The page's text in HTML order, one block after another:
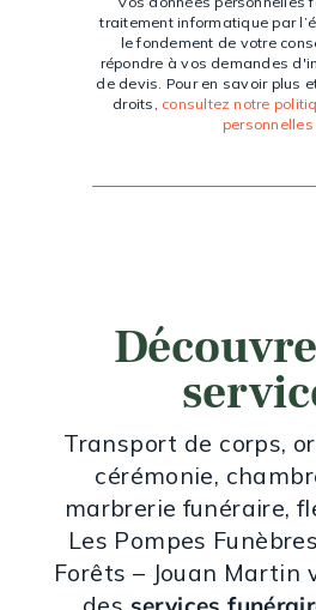
traitement informatique par
le fondement de votre
répondre à vos demandes
de devis. Pour en savoir plus
droits, consultez notre
personnelles
Transport de corps,
cérémonie,
marbrerie funéraire,
Les Pompes
Forêts – Jouan Martin